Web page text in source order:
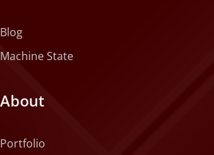
Blog
Machine State
About
Portfolio